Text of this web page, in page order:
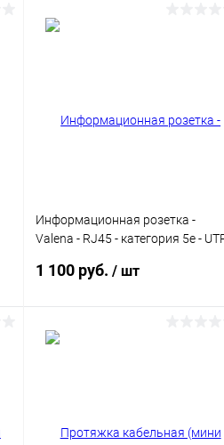
Информационная розетка -
Valena - RJ45 - категория 5e -
1 100 руб. / шт